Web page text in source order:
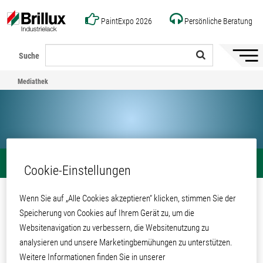
PaintExpo 2026 Persönliche Beratung
Suche
Mediathek
Mediathek
Qualicoat Zulassung 5940
Mediathek Produkte und Systeme Pulverlacke
Decklacke
Universal-Polyesterpulver
Cookie-Einstellungen
Wenn Sie auf „Alle Cookies akzeptieren“ klicken, stimmen Sie der
Speicherung von Cookies auf Ihrem Gerät zu, um die
Websitenavigation zu verbessern, die Websitenutzung zu
analysieren und unsere Marketingbemühungen zu unterstützen.
Weitere Informationen finden Sie in unserer